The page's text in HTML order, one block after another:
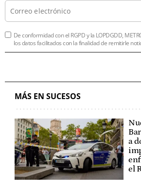
De conformidad con el RGPD y la LOPDGDD,
los datos facilitados con la finalidad de remitirle
MÁS EN SUCESOS
a
el